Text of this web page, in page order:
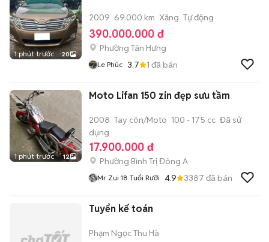
1 phút trước 20
2009 69.000 km Xăng Tự động
390.000.000 đ
Phường Tân Hưng
Le Phúc 3.7 1 đã bán
1 phút trước 12
Moto Lifan 150 zin đẹp sưu tầm
2008 Tay côn/Moto 100 - 175 cc Đã sử
dụng
17.900.000 đ
Phường Bình Trị Đông A
Mr Zui 18 Tuổi Rưỡi 4.9 3387 đã bán
Tuyển kế toán
Phạm Ngọc Thu Hà